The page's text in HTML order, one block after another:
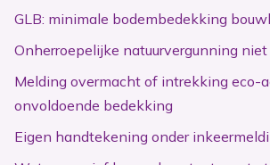
GLB: minimale bodembedekking
Onherroepelijke natuurvergunning
Melding overmacht of intrekking eco-
onvoldoende bedekking
Eigen handtekening onder